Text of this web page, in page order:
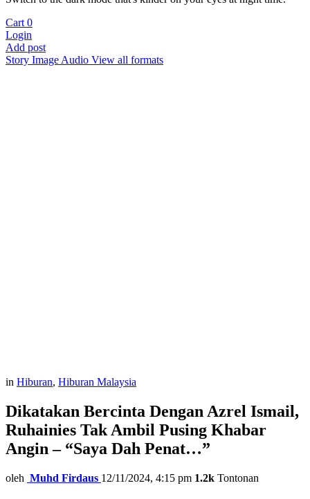
Cart 0
Login
Add post
Story Image Audio View all formats
in Hiburan, Hiburan Malaysia
Dikatakan Bercinta Dengan Azrel Ismail,
Ruhainies Tak Ambil Pusing Khabar
Angin – “Saya Dah Penat…”
oleh Muhd Firdaus 12/11/2024, 4:15 pm 1.2k Tontonan